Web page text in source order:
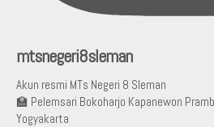
mtsnegeri8sleman
Akun resmi MTs Negeri 8 Sleman
🏫 Pelemsari Bokoharjo Kapanewon
Yogyakarta